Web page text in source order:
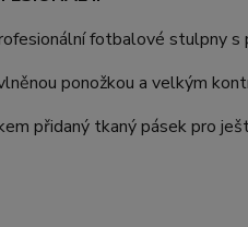
fotbalové stulpny s
ponožkou a velkým
přidaný tkaný pásek pro